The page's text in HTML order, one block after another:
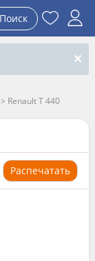
Поиск
> Renault T 440
Распечатать